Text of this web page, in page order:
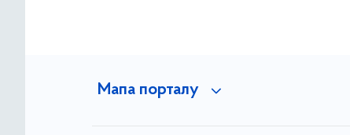
Мапа порталу